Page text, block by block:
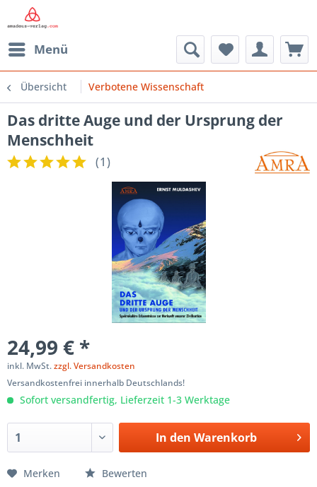
Menü
Übersicht Verbotene Wissenschaft
Das dritte Auge und der Ursprung der
Menschheit
(1)
24,99 € *
inkl. MwSt.zzgl. Versandkosten
Versandkostenfrei innerhalb Deutschlands!
Sofort versandfertig, Lieferzeit 1-3 Werktage
In den Warenkorb
Merken Bewerten